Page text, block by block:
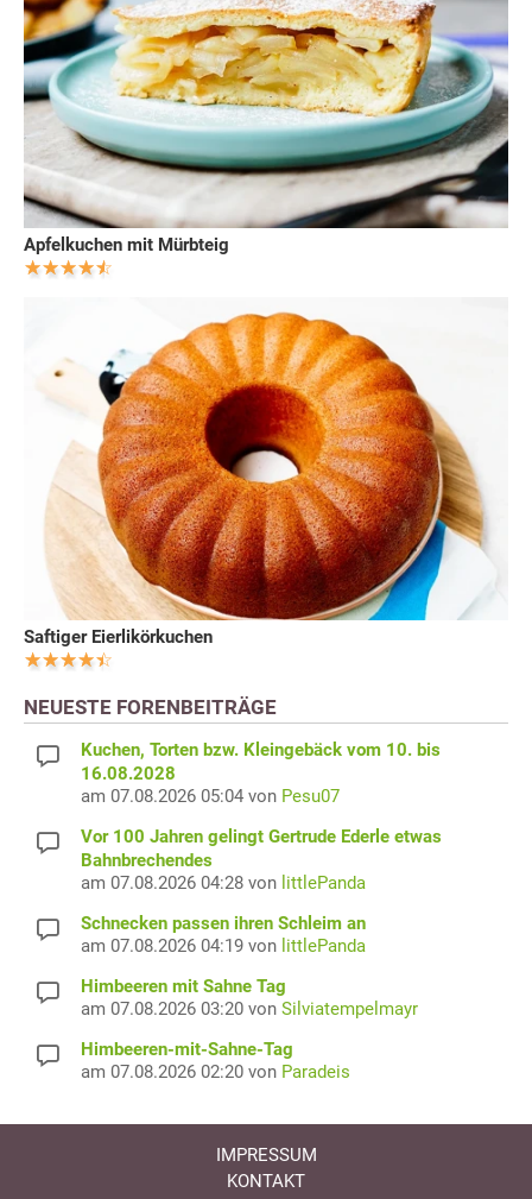
Apfelkuchen mit Mürbteig
Saftiger Eierlikörkuchen
NEUESTE FORENBEITRÄGE
Kuchen, Torten bzw. Kleingebäck vom 10. bis
16.08.2028
am 07.08.2026 05:04 von Pesu07
Vor 100 Jahren gelingt Gertrude Ederle etwas
Bahnbrechendes
am 07.08.2026 04:28 von littlePanda
Schnecken passen ihren Schleim an
am 07.08.2026 04:19 von littlePanda
Himbeeren mit Sahne Tag
am 07.08.2026 03:20 von Silviatempelmayr
Himbeeren-mit-Sahne-Tag
am 07.08.2026 02:20 von Paradeis
IMPRESSUM
KONTAKT